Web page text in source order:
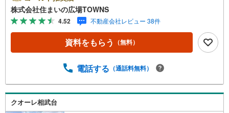
とご見学がスムーズです。■その他、各種ご相談も承ってお
ります。○住宅ローンのご相談○ライフプランのシミュレー
ション■住まいの広場TOWNSからお客様へ経験豊富なスタ
ッフが親身になってお客様に合った物件をご紹介させて頂
きます！ /他社様掲載物件も併せてご紹介可能ですのでお気
でのお越しも大歓迎です！
株式会社住まいの広場TOWNS
4.52 不動産会社レビュー 38件
資料をもらう （無料）
電話する （通話料無料）
クオーレ相武台